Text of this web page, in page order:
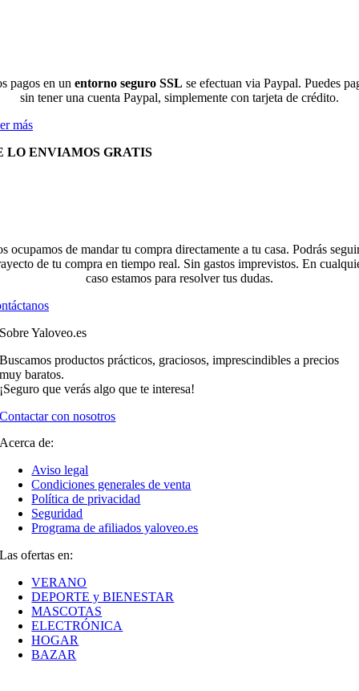
pagos en un entorno seguro SSL se efectuan via Paypal. Puedes
sin tener una cuenta Paypal, simplemente con tarjeta de crédito.
más
LO ENVIAMOS GRATIS
ocupamos de mandar tu compra directamente a tu casa. Podrás
de tu compra en tiempo real. Sin gastos imprevistos. En
caso estamos para resolver tus dudas.
Sobre Yaloveo.es
Buscamos productos prácticos, graciosos, imprescindibles a precios
muy baratos.
¡Seguro que verás algo que te interesa!
Contactar con nosotros
Acerca de:
Aviso legal
Condiciones generales de venta
Política de privacidad
Seguridad
Programa de afiliados yaloveo.es
Las ofertas en:
VERANO
DEPORTE y BIENESTAR
MASCOTAS
ELECTRÓNICA
HOGAR
BAZAR